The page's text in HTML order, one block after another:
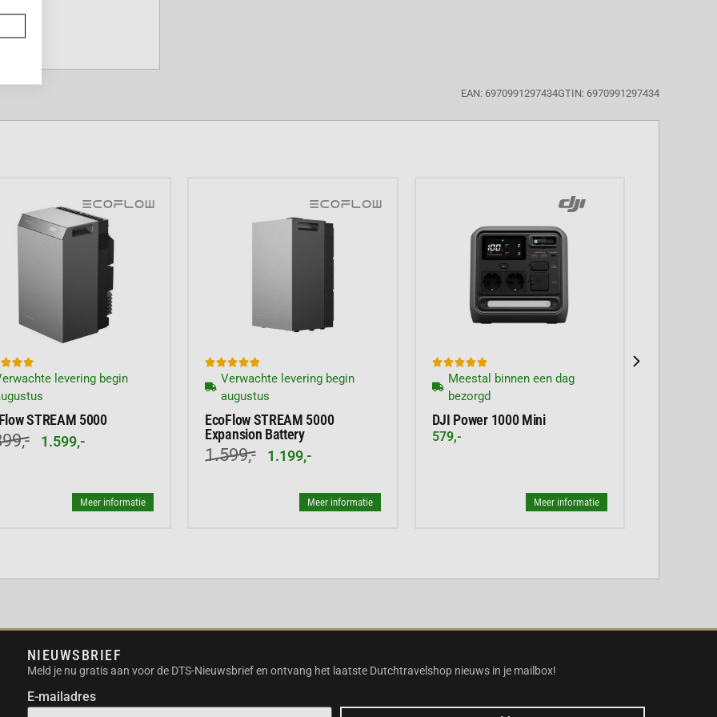
200 V2
aanzienlijke
snel worden
is uitgerust met een
het
met een hoog
die pure resistieve
is de unit ontworpen
hij geschikt is voor
voor
van 5 jaar en
app die de lokale
Of je nu met je
te voldoen.
op te laden,
EAN: 6970991297434GTIN: 6970991297434

levering begin
STREAM 5000
1.599,-
Meer informatie

Verwachte levering begin
augustus
EcoFlow STREAM 5000
Expansion Battery
1.599,- 1.199,-
Meer informatie

Meestal binnen een dag
bezorgd
DJI Power 1000 Mini
579,-
Meer informatie
NIEUWSBRIEF
Meld je nu gratis aan voor de DTS-Nieuwsbrief en ontvang het laatste Dutchtravelshop nieuws in je mailbox!
E-mailadres